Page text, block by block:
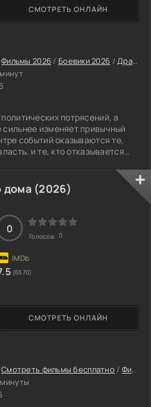
Фильмы 2026 / Боевики 2026 /Драмы 2026
потрясений, а
изменяет привычный
событий оказываются те,
и те, кто отказывается
СМОТРЕТЬ ОНЛАЙН
дома (2026)
Смотреть фильмы бесплатно / Фильмы 2026
СМОТРЕТЬ ОНЛАЙН
0
Голосов: 0
(6570)